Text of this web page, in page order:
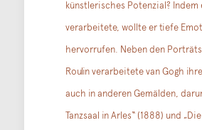
künstlerisches Potenzial? Indem
verarbeitete, wollte er tiefe
hervorrufen. Neben den
Roulin verarbeitete van Gogh
auch in anderen Gemälden,
Tanzsaal in Arles“ (1888) und